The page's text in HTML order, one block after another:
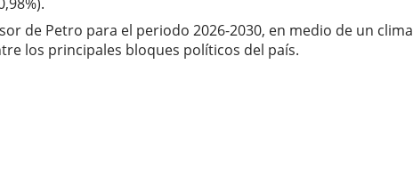
de Petro para el periodo 2026-2030, en medio de un
los principales bloques políticos del país.